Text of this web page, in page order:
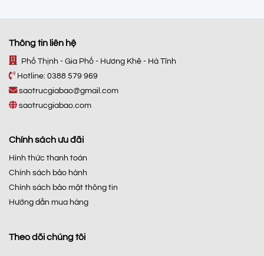
Thông tin liên hệ
Phố Thịnh - Gia Phố - Hương Khê - Hà Tĩnh
Hotline: 0388 579 969
saotrucgiabao@gmail.com
saotrucgiabao.com
Chính sách ưu đãi
Hình thức thanh toán
Chính sách bảo hành
Chính sách bảo mật thông tin
Hướng dẫn mua hàng
Theo dõi chúng tôi